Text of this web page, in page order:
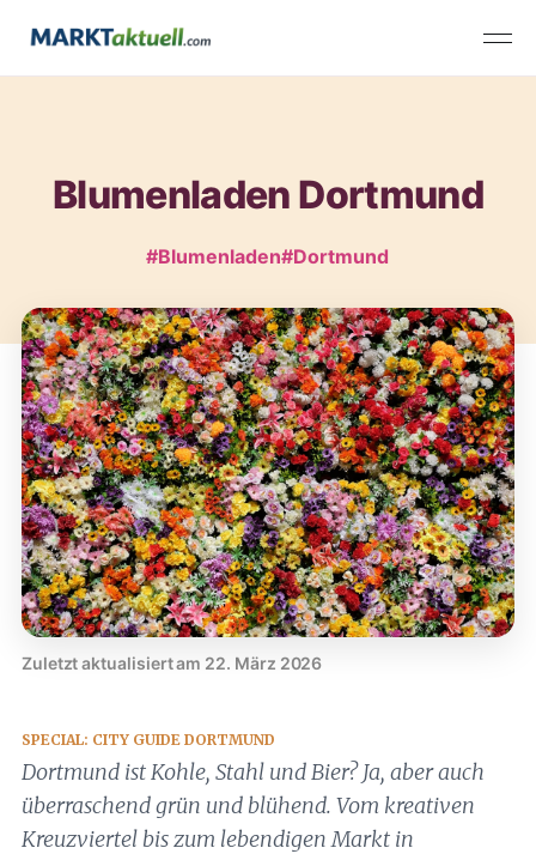
Blumenladen Dortmund
#Blumenladen#Dortmund
Zuletzt aktualisiert am 22. März 2026
SPECIAL: CITY GUIDE DORTMUND
Dortmund ist Kohle, Stahl und Bier? Ja, aber auch
überraschend grün und blühend. Vom kreativen
Kreuzviertel bis zum lebendigen Markt in